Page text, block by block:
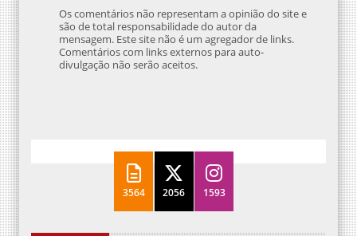
Os comentários não representam a opinião do site e
são de total responsabilidade do autor da
mensagem. Este site não é um agregador de links.
Comentários com links externos para auto-
divulgação não serão aceitos.
3564 2056 1593